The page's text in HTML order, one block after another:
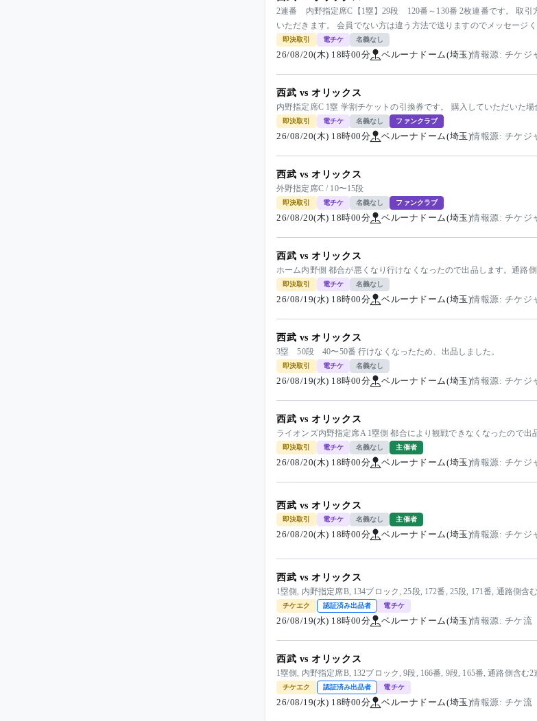
2連番 内野指定席C【1塁】29段 120番～130番 2枚連番です。 取引
いただきます。 会員でない方は違う方法で送りますのでメッセージく
即決取引 電チケ 名義なし
26/08/20(木) 18時00分 ベルーナドーム(埼玉)情報源: チケジ
西武 vs オリックス
内野指定席C 1塁 学割チケットの引換券です。 購入していただいた
即決取引 電チケ 名義なし ファンクラブ
26/08/20(木) 18時00分 ベルーナドーム(埼玉)情報源: チケジ
西武 vs オリックス
外野指定席C / 10〜15段
即決取引 電チケ 名義なし ファンクラブ
26/08/20(木) 18時00分 ベルーナドーム(埼玉)情報源: チケジ
西武 vs オリックス
ホーム内野側 都合が悪くなり行けなくなったので出品します。通路
即決取引 電チケ 名義なし
26/08/19(水) 18時00分 ベルーナドーム(埼玉)情報源: チケジ
西武 vs オリックス
3塁 50段 40〜50番 行けなくなったため、出品しました。
即決取引 電チケ 名義なし
26/08/19(水) 18時00分 ベルーナドーム(埼玉)情報源: チケジ
西武 vs オリックス
ライオンズ内野指定席A 1塁側 都合により観戦できなくなったので
即決取引 電チケ 名義なし 主催者
26/08/20(木) 18時00分 ベルーナドーム(埼玉)情報源: チケジ
西武 vs オリックス
即決取引 電チケ 名義なし 主催者
26/08/20(木) 18時00分 ベルーナドーム(埼玉)情報源: チケジ
西武 vs オリックス
1塁側, 内野指定席B, 134ブロック, 25段, 172番, 25段, 171番, 通路側含
チケエク 認証済み出品者 電チケ
26/08/19(水) 18時00分 ベルーナドーム(埼玉)情報源: チケ流
西武 vs オリックス
1塁側, 内野指定席B, 132ブロック, 9段, 166番, 9段, 165番, 通路側含む
チケエク 認証済み出品者 電チケ
26/08/19(水) 18時00分 ベルーナドーム(埼玉)情報源: チケ流